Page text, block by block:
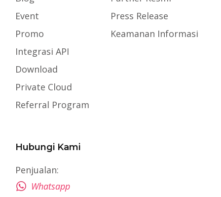
Event
Promo
Integrasi API
Download
Private Cloud
Referral Program
Press Release
Keamanan Informasi
Hubungi Kami
Penjualan:
Whatsapp